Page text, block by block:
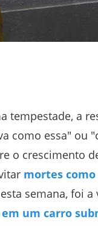
tempestade, a
como essa" ou
o crescimento
mortes
semana, foi a
um carro